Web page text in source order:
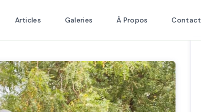
Articles Galeries À Propos Contact